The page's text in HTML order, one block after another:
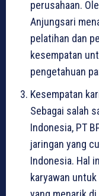
perusahaan.
Anjungsari
pelatihan dan
kesempatan
pengetahuan
Kesempatan
Sebagai salah
Indonesia, PT
jaringan yang
Indonesia. Hal
karyawan